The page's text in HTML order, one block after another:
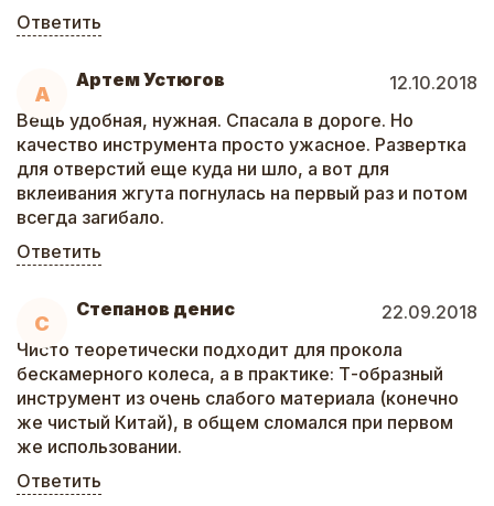
Ответить
А
Артем Устюгов
12.10.2018
Вещь удобная, нужная. Спасала в дороге. Но
качество инструмента просто ужасное. Развертка
для отверстий еще куда ни шло, а вот для
вклеивания жгута погнулась на первый раз и потом
всегда загибало.
Ответить
С
Степанов денис
22.09.2018
Чисто теоретически подходит для прокола
бескамерного колеса, а в практике: Т-образный
инструмент из очень слабого материала (конечно
же чистый Китай), в общем сломался при первом
же использовании.
Ответить